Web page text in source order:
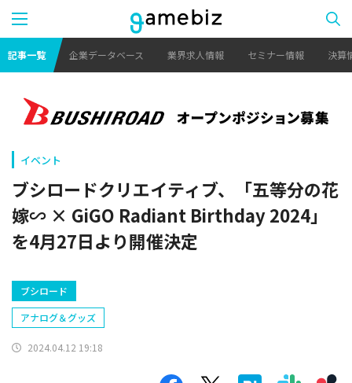
記事一覧 企業データベース 業界求人情報 セミナー情報 決算
イベント
ブシロードクリエイティブ、「五等分の花
嫁∽ × GiGO Radiant Birthday 2024」
を4月27日より開催決定
ブシロード
アナログ＆グッズ
2024.04.12 19:18